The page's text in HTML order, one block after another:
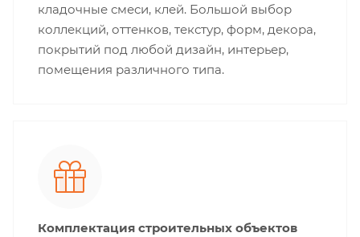
кладочные смеси, клей. Большой выбор
коллекций, оттенков, текстур, форм, декора,
покрытий под любой дизайн, интерьер,
помещения различного типа.
Комплектация строительных объектов